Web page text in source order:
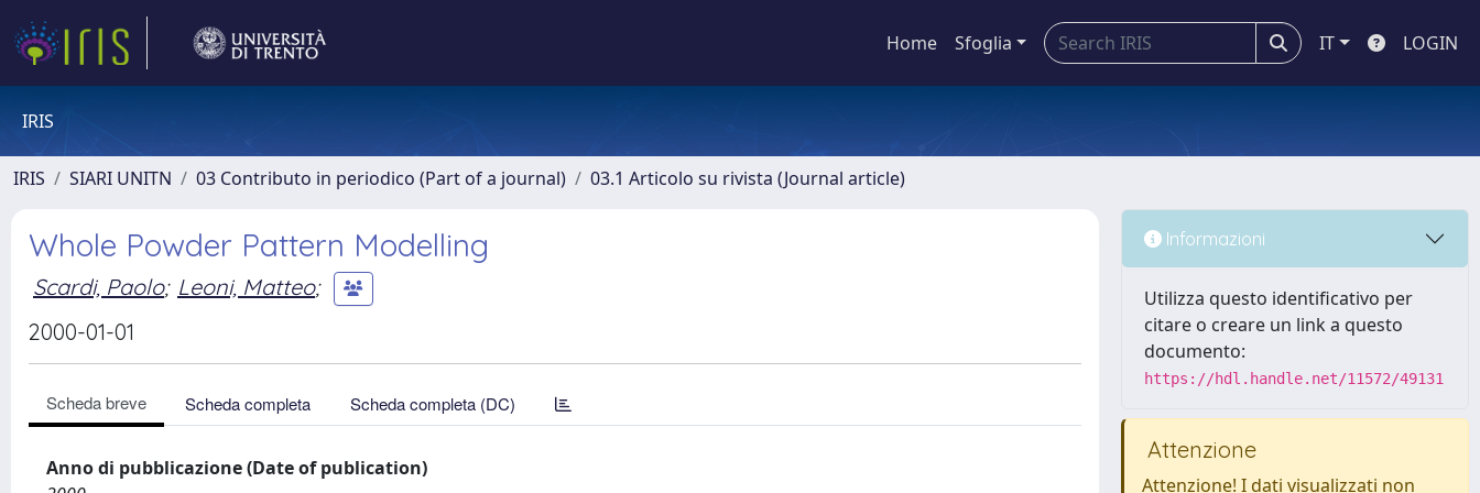
Home Sfoglia IT LOGIN
IRIS
IRIS SIARI UNITN 03 Contributo in periodico (Part of a journal) 03.1 Articolo su rivista (Journal article)
Whole Powder Pattern Modelling
Scardi, Paolo; Leoni, Matteo;
2000-01-01
Scheda breve Scheda completa Scheda completa (DC)
Anno di pubblicazione (Date of publication)
Informazioni
Utilizza questo identificativo per
citare o creare un link a questo
documento:
https://hdl.handle.net/11572/49131
Attenzione
Attenzione! I dati visualizzati non